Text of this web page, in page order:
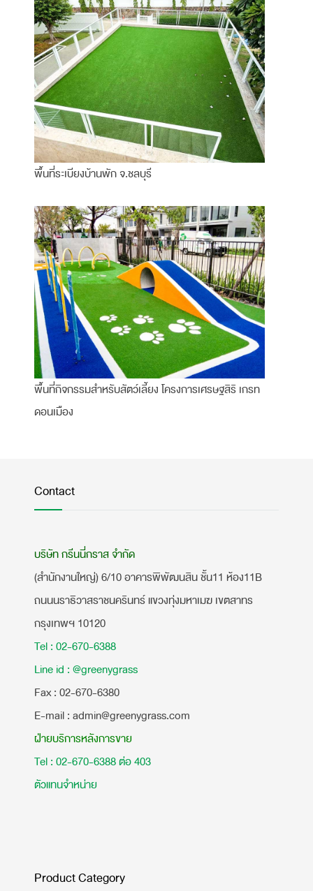
พื้นที่ระเบียงบ้านพัก จ.ชลบุรี
พื้นที่กิจกรรมสำหรับสัตว์เลี้ยง โครงการเศรษฐสิริ เกรท
ดอนเมือง
Contact
บริษัท กรีนนี่กราส จำกัด
(สำนักงานใหญ่) 6/10 อาคารพิพัฒนสิน ชั้น11 ห้อง11B
ถนนนราธิวาสราชนครินทร์ แขวงทุ่งมหาเมฆ เขตสาทร
กรุงเทพฯ 10120
Tel : 02-670-6388
Line id : @greenygrass
​Fax : 02-670-6380
E-mail : admin@greenygrass.com
ฝ่ายบริการหลังการขาย
Tel : 02-670-6388 ต่อ 403
ตัวแทนจำหน่าย
Product Category